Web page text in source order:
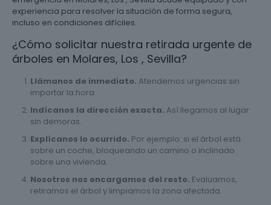
experiencia para resolver la situación de forma segura,
incluso en condiciones difíciles.
¿Cómo solicitar nuestra retirada urgente de
árboles en Molares, Los , Sevilla?
Llámanos de inmediato. Atendemos urgencias sin
importar la hora.
Indícanos la dirección exacta. Así llegamos al lugar
sin demoras.
Explícanos lo ocurrido. Por ejemplo: si el árbol está
sobre un coche, bloqueando un camino o inclinado
sobre una vivienda.
Nosotros nos encargamos del resto. Evaluamos,
retiramos el árbol y limpiamos la zona afectada.